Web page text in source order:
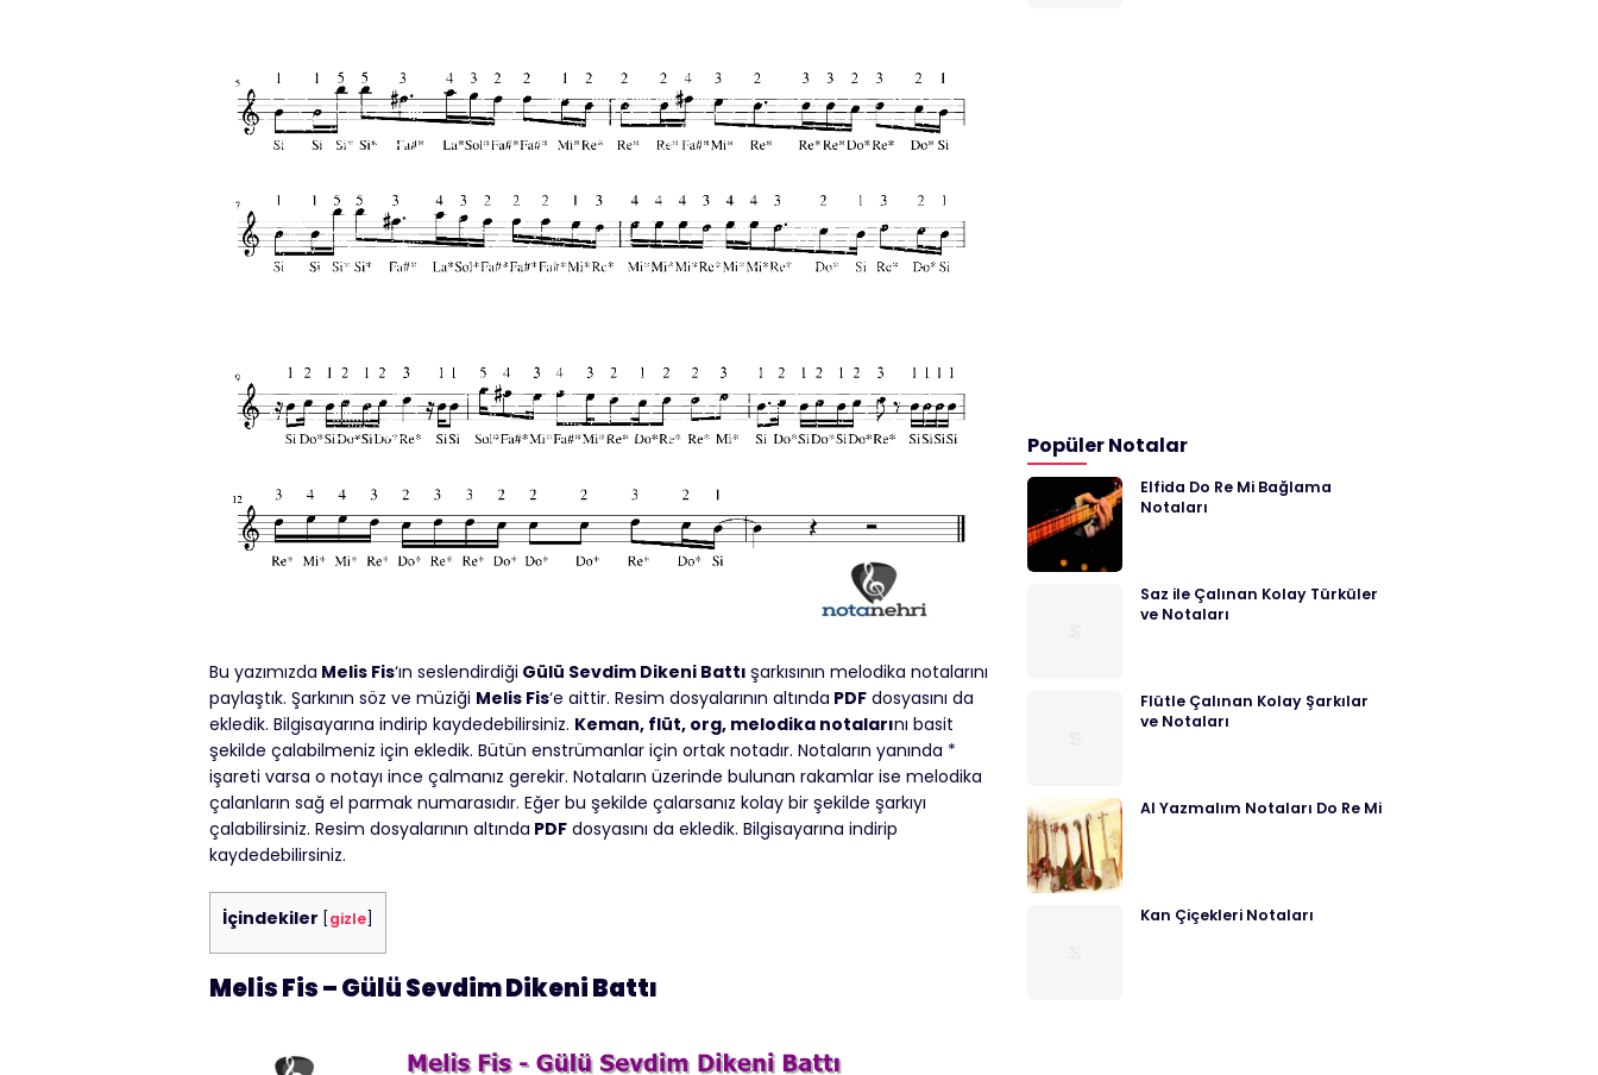
Bu yazımızda Melis Fis‘ın seslendirdiği Gülü Sevdim Dikeni Battı şarkısının melodika notalarını
paylaştık. Şarkının söz ve müziği Melis Fis‘e aittir. Resim dosyalarının altında PDF dosyasını da
ekledik. Bilgisayarına indirip kaydedebilirsiniz. Keman, flüt, org, melodika notalarını basit
şekilde çalabilmeniz için ekledik. Bütün enstrümanlar için ortak notadır. Notaların yanında *
işareti varsa o notayı ince çalmanız gerekir. Notaların üzerinde bulunan rakamlar ise melodika
çalanların sağ el parmak numarasıdır. Eğer bu şekilde çalarsanız kolay bir şekilde şarkıyı
çalabilirsiniz. Resim dosyalarının altında PDF dosyasını da ekledik. Bilgisayarına indirip
kaydedebilirsiniz.
İçindekiler gizle
Melis Fis – Gülü Sevdim Dikeni Battı
Popüler Notalar
Elfida Do Re Mi Bağlama
Notaları
Saz ile Çalınan Kolay Türküler
ve Notaları
Flütle Çalınan Kolay Şarkılar
ve Notaları
Al Yazmalım Notaları Do Re Mi
Kan Çiçekleri Notaları